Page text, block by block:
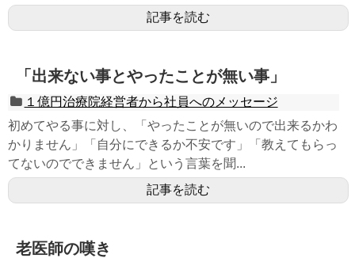
記事を読む
「出来ない事とやったことが無い事」
１億円治療院経営者から社員へのメッセージ
初めてやる事に対し、「やったことが無いので出来るかわ
かりません」「自分にできるか不安です」「教えてもらっ
てないのでできません」という言葉を聞...
記事を読む
老医師の嘆き